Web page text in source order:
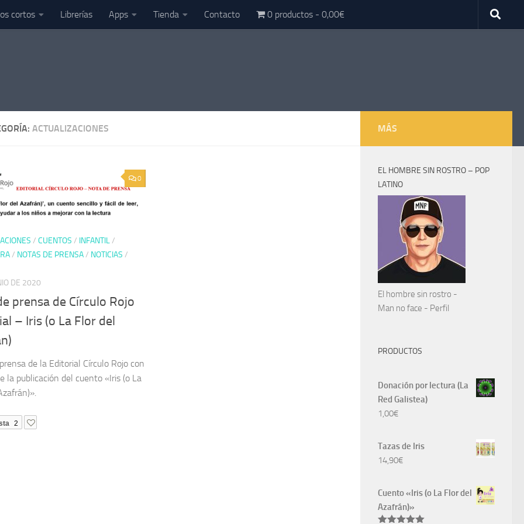
cortos Librerías Apps Tienda Contacto 0 productos 0,00€
ACTUALIZACIONES
0
/ CUENTOS / INFANTIL/
/ NOTAS DE PRENSA/ NOTICIAS /
DE 2020
prensa de Círculo Rojo
– Iris (o La Flor del
de la Editorial Círculo Rojo con
la publicación del cuento «Iris (o La
2
MÁS
EL HOMBRE SIN ROSTRO – POP
LATINO
El hombre sin rostro -
Man no face - Perfil
PRODUCTOS
Donación por lectura (La
Red Galistea)
1,00€
Tazas de Iris
14,90€
Cuento «Iris (o La Flor del
Azafrán)»